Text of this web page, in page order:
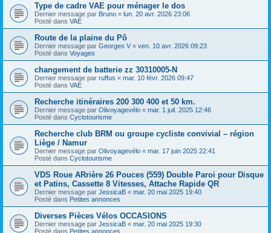
Type de cadre VAE pour ménager le dos
Dernier message par Bruno « lun. 20 avr. 2026 23:06
Posté dans VAE
Route de la plaine du Pô
Dernier message par Georges V « ven. 10 avr. 2026 09:23
Posté dans Voyages
changement de batterie zz 30310005-N
Dernier message par ruffus « mar. 10 févr. 2026 09:47
Posté dans VAE
Recherche itinéraires 200 300 400 et 50 km.
Dernier message par Olivoyagevélo « mar. 1 juil. 2025 12:46
Posté dans Cyclotourisme
Recherche club BRM ou groupe cycliste convivial – région
Liège / Namur
Dernier message par Olivoyagevélo « mar. 17 juin 2025 22:41
Posté dans Cyclotourisme
VDS Roue ARrière 26 Pouces (559) Double Paroi pour Disque
et Patins, Cassette 8 Vitesses, Attache Rapide QR
Dernier message par JessicaB « mar. 20 mai 2025 19:40
Posté dans Petites annonces
Diverses Pièces Vélos OCCASIONS
Dernier message par JessicaB « mar. 20 mai 2025 19:30
Posté dans Petites annonces